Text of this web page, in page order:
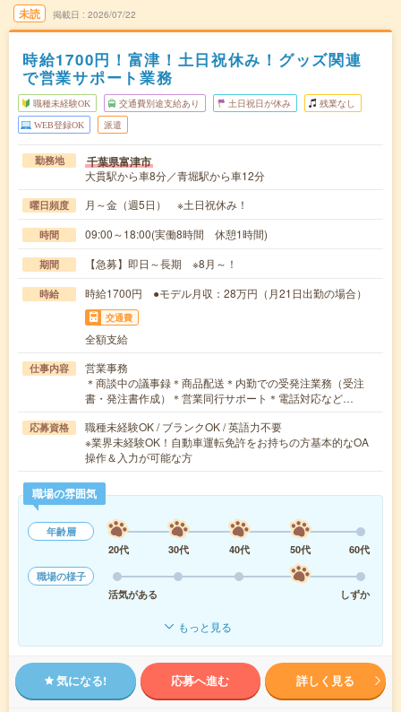
未読 掲載日 2026/07/22
時給1700円！富津！土日祝休み！グッズ関連
で営業サポート業務
職種未経験OK 交通費別途支給あり 土日祝日が休み 残業なし
WEB登録OK 派遣
勤務地 千葉県富津市
大貫駅から車8分／青堀駅から車12分
曜日頻度 月～金（週5日） ※土日祝休み！
時間 09:00～18:00(実働8時間 休憩1時間)
期間 【急募】即日～長期 ※8月～！
時給 時給1700円 ●モデル月収：28万円（月21日出勤の場合）
交通費
全額支給
仕事内容
営業事務
＊商談中の議事録＊商品配送＊内勤での受発注業務（受注
書・発注書作成）＊営業同行サポート＊電話対応など…
応募資格
職種未経験OK / ブランクOK / 英語力不要
※業界未経験OK！自動車運転免許をお持ちの方基本的なOA
操作＆入力が可能な方
職場の雰囲気
年齢層
20代
30代 40代 50代
60代
職場の様子
活気がある
しずか
もっと見る
気になる! 応募へ進む 詳しく見る